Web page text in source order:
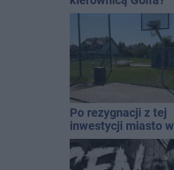
Kierowca zbiegł po
Po rezygnacji z tej
inwestycji miasto
do tematu